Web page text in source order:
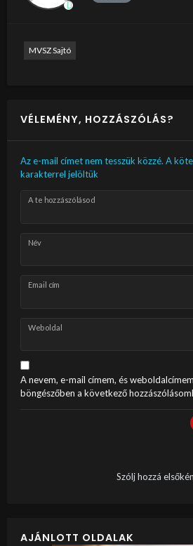
MVSZ Sajtó
VÉLEMÉNY, HOZZÁSZÓLÁS?
Az e-mail címet nem tesszük közzé. A
karakterrel jelöltük
A te hozzászólásod
Név
Email cím
Weboldal
A nevem, e-mail címem, és
böngészőben a következő
Szólj hozzá
AJÁNLOTT OLDALAK